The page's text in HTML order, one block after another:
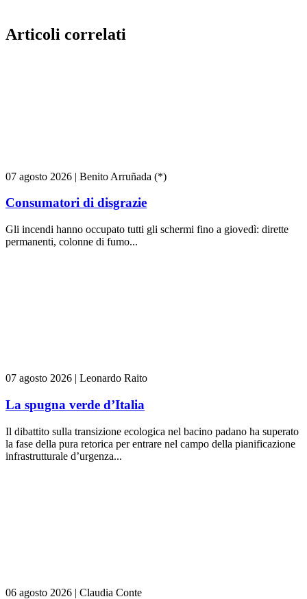
Articoli correlati
07 agosto 2026 | Benito Arruñada (*)
Consumatori di disgrazie
Gli incendi hanno occupato tutti gli schermi fino a giovedì: dirette
permanenti, colonne di fumo...
07 agosto 2026 | Leonardo Raito
La spugna verde d’Italia
Il dibattito sulla transizione ecologica nel bacino padano ha superato
la fase della pura retorica per entrare nel campo della pianificazione
infrastrutturale d’urgenza...
06 agosto 2026 | Claudia Conte